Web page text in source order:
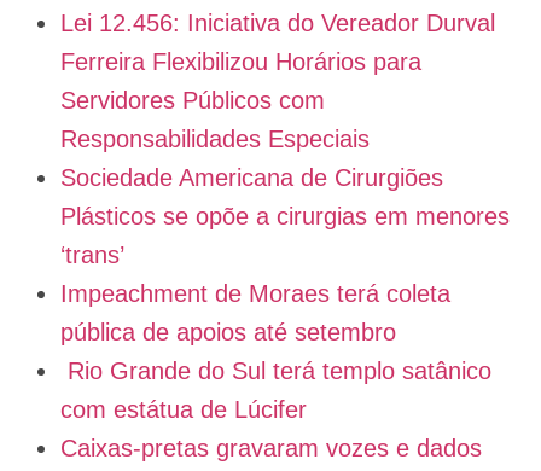
Lei 12.456: Iniciativa do Vereador Durval
Ferreira Flexibilizou Horários para
Servidores Públicos com
Responsabilidades Especiais
Sociedade Americana de Cirurgiões
Plásticos se opõe a cirurgias em menores
‘trans’
Impeachment de Moraes terá coleta
pública de apoios até setembro
Rio Grande do Sul terá templo satânico
com estátua de Lúcifer
Caixas-pretas gravaram vozes e dados